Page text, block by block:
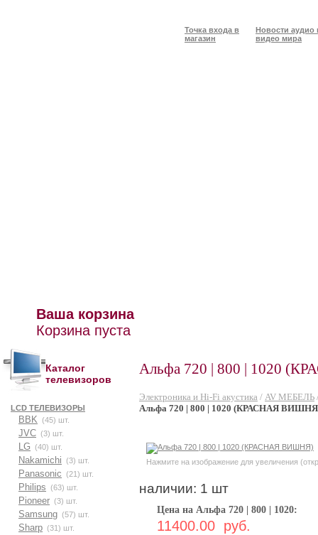
Точка входа в
магазин
Новости аудио
видео мира
Ваша корзина
Корзина пуста
Каталог
телевизоров
LCD ТЕЛЕВИЗОРЫ
BBK (45) шт.
JVC (3) шт.
LG (40) шт.
Nakamichi (3) шт.
Panasonic (21) шт.
Philips (63) шт.
Pioneer (3) шт.
Samsung (57) шт.
Sharp (31) шт.
Альфа 720 | 800 | 1020
Электроника и Hi-Fi акустика / AV МЕБЕЛЬ
Альфа 720 | 800 | 1020 (КРАСНАЯ
Нажмите на изображение для увеличения
наличии: 1 шт
Цена на Альфа 720 | 800 | 1020:
11400.00 руб.